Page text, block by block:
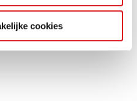
cookies